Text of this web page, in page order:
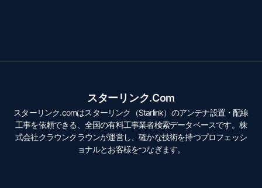
スターリンク.com
スターリンク.comはスターリンク（Starlink）のアンテナ設置・配線
工事を依頼できる、全国の有料工事業者検索データベースです。株
式会社クラウンクラウンが運営し、確かな技術を持つプロフェッシ
ョナルとお客様をつなぎます。